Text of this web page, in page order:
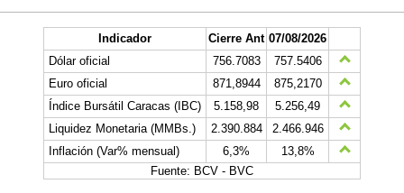
Indicador Cierre Ant 07/08/2026
Dólar oficial
756.7083
757.5406
Euro oficial
871,8944
875,2170
Índice Bursátil Caracas (IBC)
5.158,98
5.256,49
Liquidez Monetaria (MMBs.)
2.390.884
2.466.946
Inflación (Var% mensual)
6,3%
13,8%
Fuente: BCV - BVC